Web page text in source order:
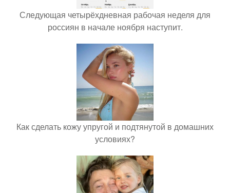
Следующая четырёхдневная рабочая неделя для
россиян в начале ноября наступит.
Как сделать кожу упругой и подтянутой в домашних
условиях?